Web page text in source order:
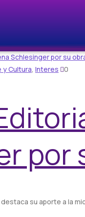
y Cultura, Interes 0
por
destaca su aporte a la